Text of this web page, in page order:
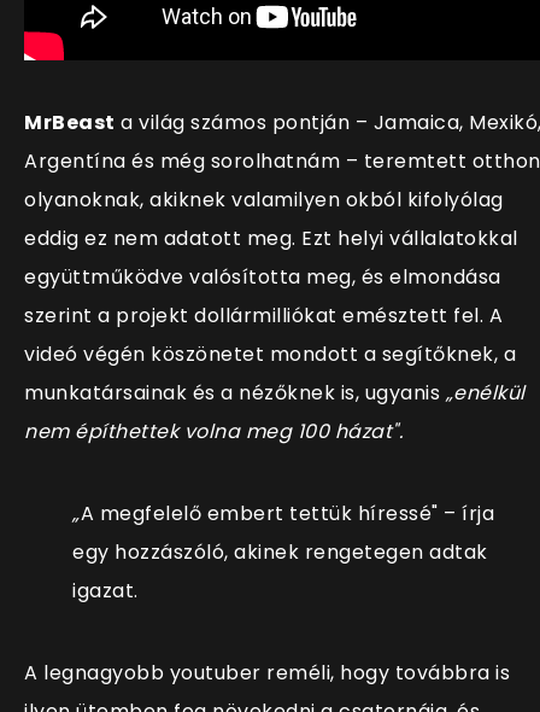
MrBeast a világ számos pontján – Jamaica,
Argentína és még sorolhatnám – teremtett
olyanoknak, akiknek valamilyen okból kifolyólag
eddig ez nem adatott meg. Ezt helyi vállalatokkal
együttműködve valósította meg, és elmondása
szerint a projekt dollármilliókat emésztett fel. A
videó végén köszönetet mondott a segítőknek, a
munkatársainak és a nézőknek is, ugyanis „enélkül
nem építhettek volna meg 100 házat".
„A megfelelő embert tettük híressé" – írja
egy hozzászóló, akinek rengetegen adtak
igazat.
A legnagyobb youtuber reméli, hogy továbbra is